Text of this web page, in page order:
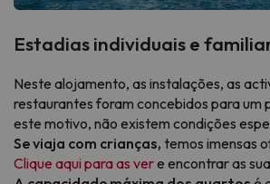
Estadias individuais e
Neste alojamento, as instalações, as
restaurantes foram concebidos para um
este motivo, não existem condições
Se viaja com crianças, temos imensas
Clique aqui para as vere encontrar as